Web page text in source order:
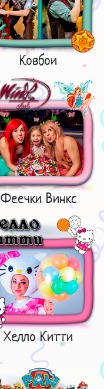
Ковбои
Феечки Винкс
Хелло Китти